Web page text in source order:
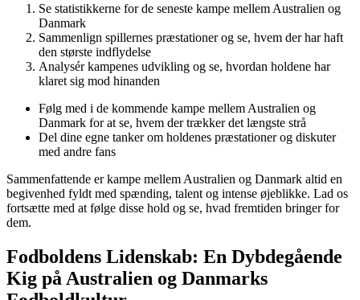
Se statistikkerne for de seneste kampe mellem Australien og
Danmark
Sammenlign spillernes præstationer og se, hvem der har haft
den største indflydelse
Analysér kampenes udvikling og se, hvordan holdene har
klaret sig mod hinanden
Følg med i de kommende kampe mellem Australien og
Danmark for at se, hvem der trækker det længste strå
Del dine egne tanker om holdenes præstationer og diskuter
med andre fans
Sammenfattende er kampe mellem Australien og Danmark altid en
begivenhed fyldt med spænding, talent og intense øjeblikke. Lad os
fortsætte med at følge disse hold og se, hvad fremtiden bringer for
dem.
Fodboldens Lidenskab: En Dybdegående
Kig på Australien og Danmarks